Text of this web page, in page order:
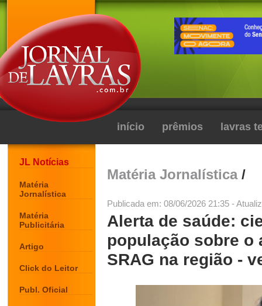
início prêmios lavras
JL Notícias
Matéria
Jornalística
Matéria
Publicitária
Artigo
Click do Leitor
Publ. Oficial
Matéria Jornalística/
Publicada em: 08/06/2026 21:35 -
Alerta de saúde:
população sobre o
SRAG na região -